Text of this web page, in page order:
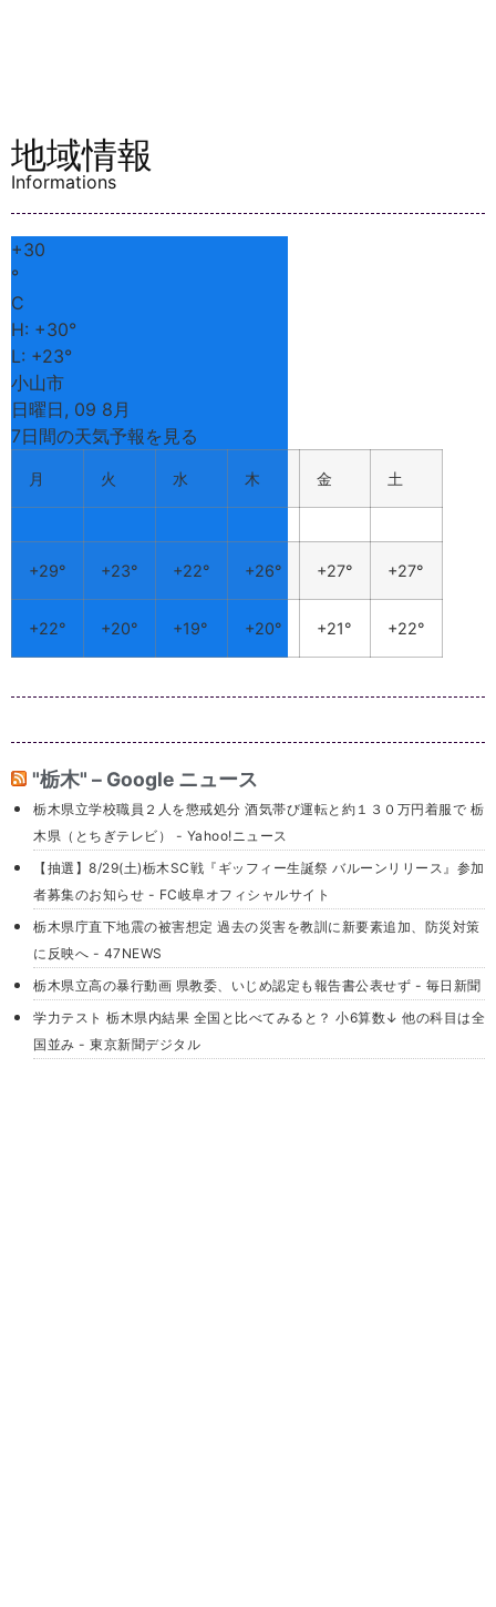
地域情報
Informations
+30
°
C
H: +30°
L: +23°
小山市
日曜日, 09 8月
7日間の天気予報を見る
月 火 水 木 金 土
+29° +23° +22° +26° +27° +27°
+22° +20° +19° +20° +21° +22°
"栃木" – Google ニュース
栃木県立学校職員２人を懲戒処分 酒気帯び運転と約１３０万円着服で 栃
木県（とちぎテレビ） - Yahoo!ニュース
【抽選】8/29(土)栃木SC戦『ギッフィー生誕祭 バルーンリリース』参加
者募集のお知らせ - FC岐阜オフィシャルサイト
栃木県庁直下地震の被害想定 過去の災害を教訓に新要素追加、防災対策
に反映へ - 47NEWS
栃木県立高の暴行動画 県教委、いじめ認定も報告書公表せず - 毎日新聞
学力テスト 栃木県内結果 全国と比べてみると？ 小6算数↓ 他の科目は全
国並み - 東京新聞デジタル